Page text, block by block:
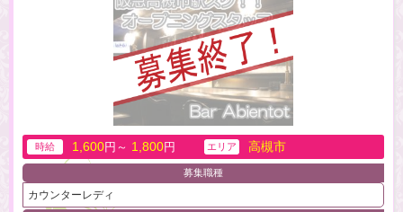
時給 1,600円～ 1,800円 エリア 高槻市
募集職種
カウンターレディ